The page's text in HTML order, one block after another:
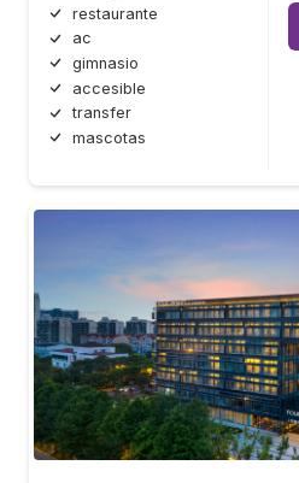
restaurante
ac
gimnasio
accesible
transfer
mascotas